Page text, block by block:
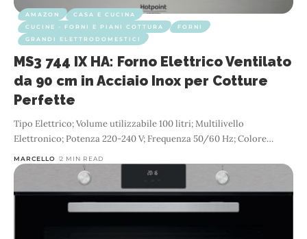
AMAZON
CASA E CUCINA
CUCINE - FORNI E PIANI COTTURA
FORNI
GRANDI ELETTRODOMESTICI
MS3 744 IX HA: Forno Elettrico Ventilato
da 90 cm in Acciaio Inox per Cotture
Perfette
Tipo Elettrico; Volume utilizzabile 100 litri; Multilivello
Elettronico; Potenza 220-240 V; Frequenza 50/60 Hz; Colore…
MARCELLO 2 MIN READ